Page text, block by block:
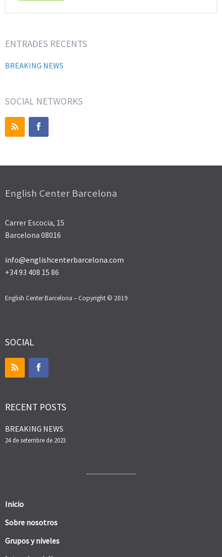
ENTRADES RECENTS
BREAKING NEWS
SOCIAL NETWORKS
English Center Barcelona
Carrer Escocia, 15
Barcelona 08016
info@englishcenterbarcelona.com
+34 93 408 15 86
English Center Barcelona – Copyright © 2019
SOCIAL
RECENT POSTS
BREAKING NEWS
24 de setembre de 2023
Inicio
Sobre nosotros
Grupos y niveles